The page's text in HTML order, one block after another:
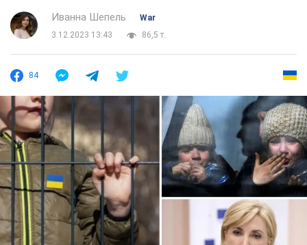
Иванна Шепель
War
3.12.2023 13:43
86,5 т.
84